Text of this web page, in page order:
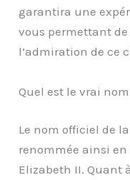
garantira une
vous permettant
l’admiration de ce
Quel est le vrai
Le nom officiel de
renommée ainsi en
Elizabeth II. Quant à